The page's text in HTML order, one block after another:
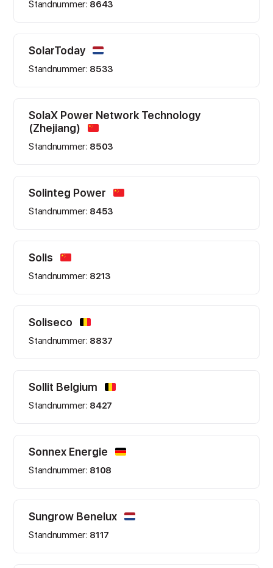
Standnummer: 8643
SolarToday
Standnummer: 8533
SolaX Power Network Technology
(Zhejiang)
Standnummer: 8503
Solinteg Power
Standnummer: 8453
Solis
Standnummer: 8213
Soliseco
Standnummer: 8837
Sollit Belgium
Standnummer: 8427
Sonnex Energie
Standnummer: 8108
Sungrow Benelux
Standnummer: 8117